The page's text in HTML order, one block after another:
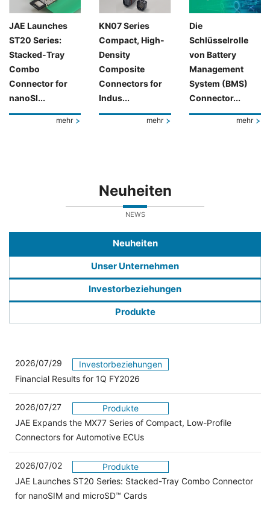
JAE Launches
ST20 Series:
Stacked-Tray
Combo
Connector for
nanoSI...
mehr
KN07 Series
Compact, High-
Density
Composite
Connectors for
Indus...
mehr
Die
Schlüsselrolle
von Battery
Management
System (BMS)
Connector...
mehr
Neuheiten
NEWS
Neuheiten
Unser Unternehmen
Investorbeziehungen
Produkte
2026/07/29
Investorbeziehungen
Financial Results for 1Q FY2026
2026/07/27
Produkte
JAE Expands the MX77 Series of Compact, Low-Profile
Connectors for Automotive ECUs
2026/07/02
Produkte
JAE Launches ST20 Series: Stacked-Tray Combo Connector
for nanoSIM and microSD™ Cards